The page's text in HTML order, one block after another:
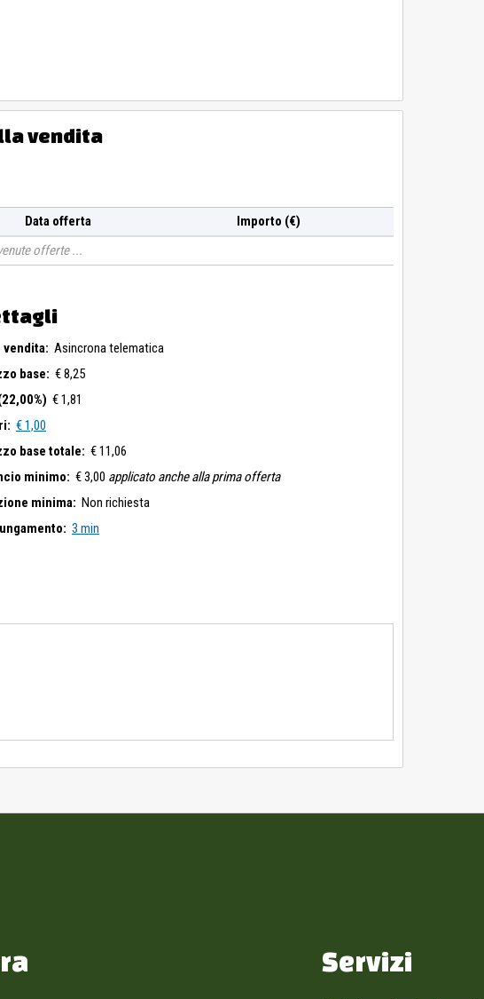
vendita
Data offerta
Importo (€)
offerte
vendita: Asincrona telematica
base: € 8,25
€ 1,81
€ 1,00
base totale: € 11,06
minimo: € 3,00 applicato anche alla prima offerta
minima: Non richiesta
3 min
Servizi